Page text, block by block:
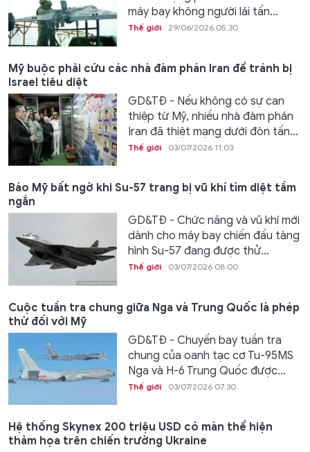
máy bay không người lái tấn...
Thế giới 29/06/2026 05:30
Mỹ buộc phải cứu các nhà đàm phán Iran để tránh bị
Israel tiêu diệt
GD&TĐ - Nếu không có sự can
thiệp từ Mỹ, nhiều nhà đàm phán
Iran đã thiệt mạng dưới đòn tấn...
Thế giới 03/07/2026 11:03
Báo Mỹ bất ngờ khi Su-57 trang bị vũ khí tìm diệt tầm
ngắn
GD&TĐ - Chức năng và vũ khí mới
dành cho máy bay chiến đấu tàng
hình Su-57 đang được thử...
Thế giới 03/07/2026 08:00
Cuộc tuần tra chung giữa Nga và Trung Quốc là phép
thử đối với Mỹ
GD&TĐ - Chuyến bay tuần tra
chung của oanh tạc cơ Tu-95MS
Nga và H-6 Trung Quốc được...
Thế giới 03/07/2026 07:30
Hệ thống Skynex 200 triệu USD có màn thể hiện
thảm họa trên chiến trường Ukraine